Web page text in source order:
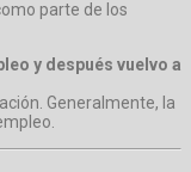
parte de los
y después vuelvo a
Generalmente, la